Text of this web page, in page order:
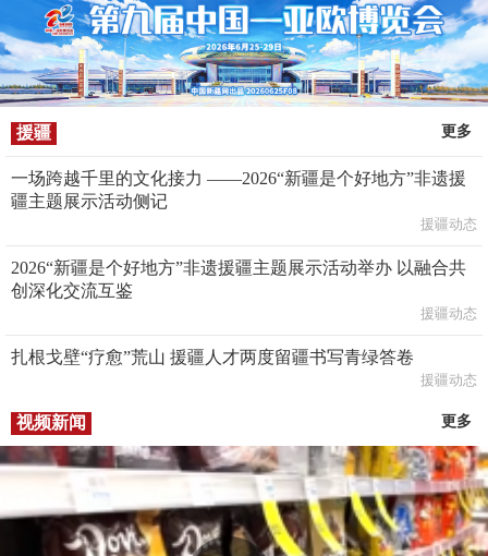
援疆 更多
一场跨越千里的文化接力 ——2026“新疆是个好地方”非遗援
疆主题展示活动侧记
援疆动态
2026“新疆是个好地方”非遗援疆主题展示活动举办 以融合共
创深化交流互鉴
援疆动态
扎根戈壁“疗愈”荒山 援疆人才两度留疆书写青绿答卷
援疆动态
视频新闻 更多